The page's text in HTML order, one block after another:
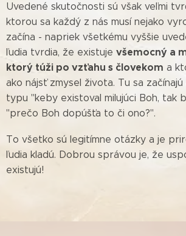
Uvedené skutočnosti sú však veľmi
ktorou sa každý z nás musí nejako
začína - napriek všetkému vyššie
ľudia tvrdia, že existuje všemocný a
ktorý túži po vzťahu s človekom a
ako nájsť zmysel života. Tu sa
typu "keby existoval milujúci Boh, tak
"prečo Boh dopúšťa to či ono?".
To všetko sú legitímne otázky a je
ľudia kladú. Dobrou správou je, že
existujú!